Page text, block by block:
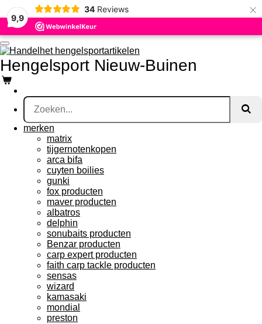
9,9
34 Reviews ×
Ga
direct
naar
de
hoofdinhoud
Hengelsport Nieuw-Buinen
merken
matrix
tijgernotenkopen
arca bifa
cuyten boilies
gunki
fox producten
maver producten
albatros
delphin
sonubaits producten
Benzar producten
carp expert producten
faith carp tackle producten
sensas
wizard
kamasaki
mondial
preston